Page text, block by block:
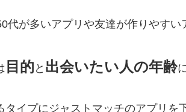
代が多いアプリや友達が作りやすい
目的 と 出会いたい人の年齢
タイプにジャストマッチのアプリを